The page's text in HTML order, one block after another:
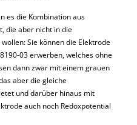
es die Kombination aus
die aber nicht in die
Sie können die Elektrode
03 erwerben, welches ohne
dann zwar mit einem grauen
aber die gleiche
und darüber hinaus mit
auch noch Redoxpotential